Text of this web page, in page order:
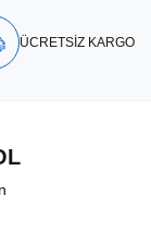
ÜCRETSİZ KARGO